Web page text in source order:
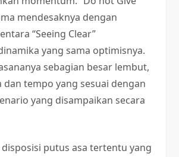
mendesaknya dengan
“Seeing Clear”
yang sama optimisnya.
sebagian besar lembut,
dan tempo yang sesuai dengan
yang disampaikan secara
putus asa tertentu yang